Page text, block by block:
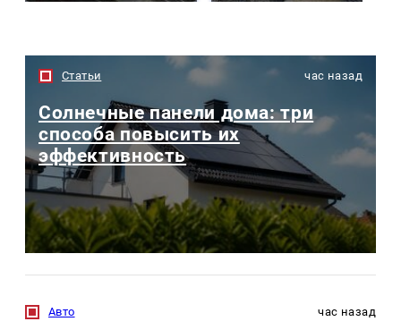
Статьи час назад
Солнечные панели дома: три
способа повысить их
эффективность
Авто час назад